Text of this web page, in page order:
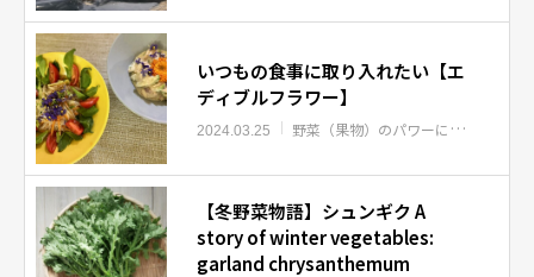
いつもの食事に取り入れたい【エ
ディブルフラワー】
2024.03.25 野菜（果物）のパワーについて
【冬野菜物語】シュンギク A
story of winter vegetables:
garland chrysanthemum